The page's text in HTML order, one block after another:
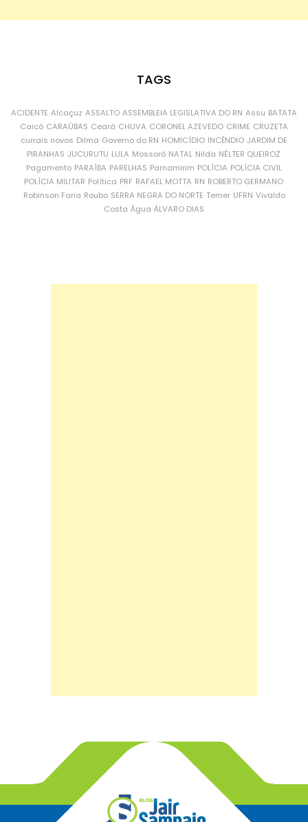
TAGS
ACIDENTE Alcaçuz ASSALTO ASSEMBLEIA LEGISLATIVA DO RN Assu BATATA
Caicó CARAÚBAS Ceará CHUVA CORONEL AZEVEDO CRIME CRUZETA
currais novos Dilma Governo do RN HOMICÍDIO INCÊNDIO JARDIM DE
PIRANHAS JUCURUTU LULA Mossoró NATAL Nilda NÉLTER QUEIROZ
Pagamento PARAÍBA PARELHAS Parnamirim POLÍCIA POLÍCIA CIVIL
POLÍCIA MILITAR Política PRF RAFAEL MOTTA RN ROBERTO GERMANO
Robinson Faria Roubo SERRA NEGRA DO NORTE Temer UFRN Vivaldo
Costa Água ÁLVARO DIAS